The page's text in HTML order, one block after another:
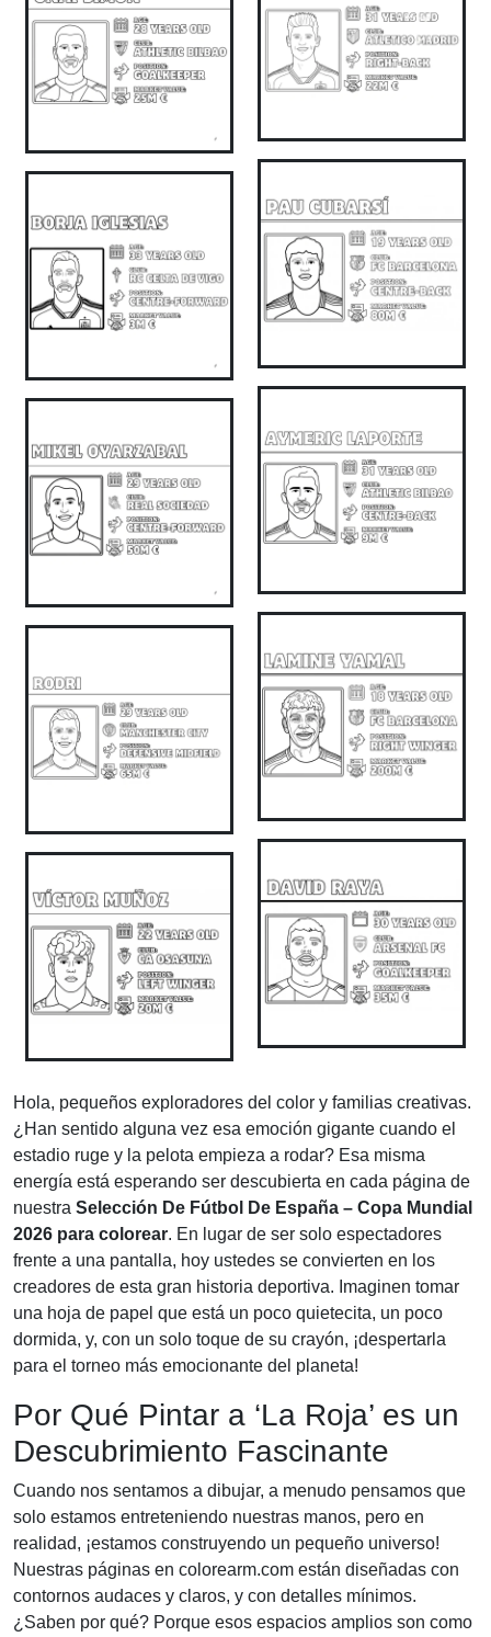
Hola, pequeños exploradores del color y familias creativas.
¿Han sentido alguna vez esa emoción gigante cuando el
estadio ruge y la pelota empieza a rodar? Esa misma
energía está esperando ser descubierta en cada página de
nuestra Selección De Fútbol De España – Copa Mundial
2026 para colorear. En lugar de ser solo espectadores
frente a una pantalla, hoy ustedes se convierten en los
creadores de esta gran historia deportiva. Imaginen tomar
una hoja de papel que está un poco quietecita, un poco
dormida, y, con un solo toque de su crayón, ¡despertarla
para el torneo más emocionante del planeta!
Por Qué Pintar a ‘La Roja’ es un
Descubrimiento Fascinante
Cuando nos sentamos a dibujar, a menudo pensamos que
solo estamos entreteniendo nuestras manos, pero en
realidad, ¡estamos construyendo un pequeño universo!
Nuestras páginas en colorearm.com están diseñadas con
contornos audaces y claros, y con detalles mínimos.
¿Saben por qué? Porque esos espacios amplios son como